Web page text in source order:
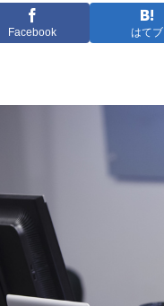
Facebook はてブ